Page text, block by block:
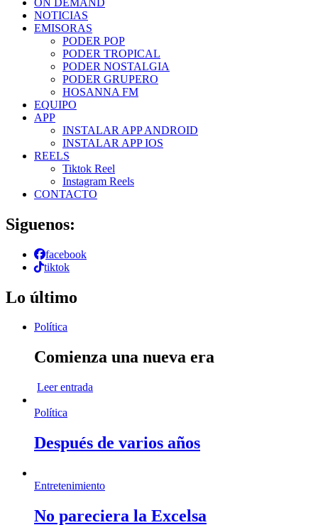
NOTICIAS
EMISORAS
PODER POP
PODER TROPICAL
PODER NOSTALGIA
PODER GRUPERO
HOSANNA FM
EQUIPO
APP
INSTALAR APP ANDROID
INSTALAR APP IOS
REELS
Tiktok Reel
Instagram Reels
CONTACTO
Siguenos:
facebook
tiktok
Lo último
Política
Comienza una nueva era
Leer entrada
Política
Después de varios años
Entretenimiento
No pareciera la Excelsa